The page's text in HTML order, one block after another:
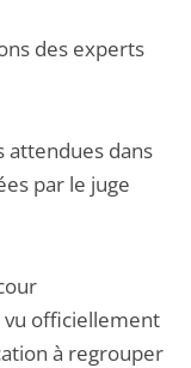
des experts
attendues dans
par le juge
vu officiellement
à regrouper